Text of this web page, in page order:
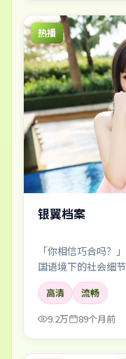
热播
银翼档案
「你相信巧合吗
国语境下的社会细
高清
流畅
9.2万
89个月前